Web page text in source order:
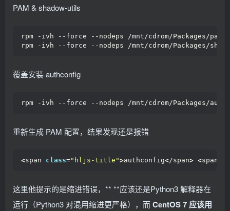
PAM & shadow-utils
rpm -ivh --force --nodeps /mnt/cdrom/Packages/pam-
rpm -ivh --force --nodeps /mnt/cdrom/Packages/
覆盖安装 authconfig
rpm -ivh --force --nodeps /mnt/cdrom/Packages/
重新生成 PAM 配置，结果发现还是报错
<span class="hljs-title">authconfig</span> <span
这里他提示的是缩进错误，** **应该还是Python3 解释器在
运行（Python3 对混用缩进更严格），而CentOS 7 应该用